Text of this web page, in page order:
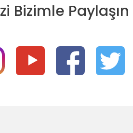
Bizimle Paylaşın